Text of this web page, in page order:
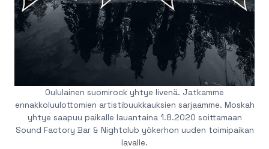
Oululainen suomirock yhtye livenä. Jatkamme
ennakkoluulottomien artistibuukkauksien sarjaamme. Moskah
yhtye saapuu paikalle lauantaina 1.8.2020 soittamaan
Sound Factory Bar & Nightclub yökerhon uuden toimipaikan
lavalle.